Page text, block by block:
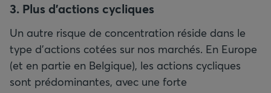
3. Plus d’actions cycliques
Un autre risque de concentration réside dans le
type d’actions cotées sur nos marchés. En Europe
(et en partie en Belgique), les actions cycliques
sont prédominantes, avec une forte